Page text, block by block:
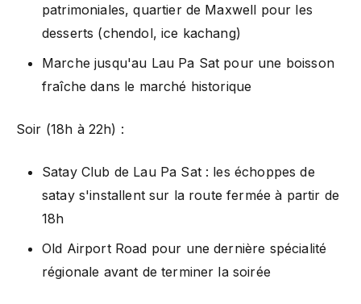
patrimoniales, quartier de Maxwell pour les
desserts (chendol, ice kachang)
Marche jusqu'au Lau Pa Sat pour une boisson
fraîche dans le marché historique
Soir (18h à 22h) :
Satay Club de Lau Pa Sat : les échoppes de
satay s'installent sur la route fermée à partir de
18h
Old Airport Road pour une dernière spécialité
régionale avant de terminer la soirée